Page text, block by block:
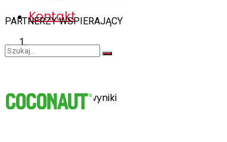
Kontakt
Zobacz wszystkie wyniki
PARTNERZY WSPIERAJĄCY